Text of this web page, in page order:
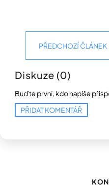
PŘEDCHOZÍ ČLÁNEK
Diskuze (0)
Buďte první, kdo napíše
PŘIDAT KOMENTÁŘ